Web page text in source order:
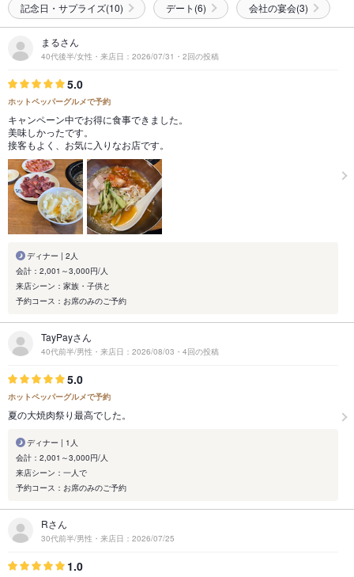
記念日・サプライズ(10) デート(6) 会社の宴会(3)
まるさん
40代後半/女性・来店日：2026/07/31・2回の投稿
5.0
ホットペッパーグルメで予約
キャンペーン中でお得に食事できました。
美味しかったです。
接客もよく、お気に入りなお店です。
ディナー | 2人
会計：2,001～3,000円/人
来店シーン：家族・子供と
予約コース：お席のみのご予約
TayPayさん
40代前半/男性・来店日：2026/08/03・4回の投稿
5.0
ホットペッパーグルメで予約
夏の大焼肉祭り最高でした。
ディナー | 1人
会計：2,001～3,000円/人
来店シーン：一人で
予約コース：お席のみのご予約
Rさん
30代前半/男性・来店日：2026/07/25
1.0